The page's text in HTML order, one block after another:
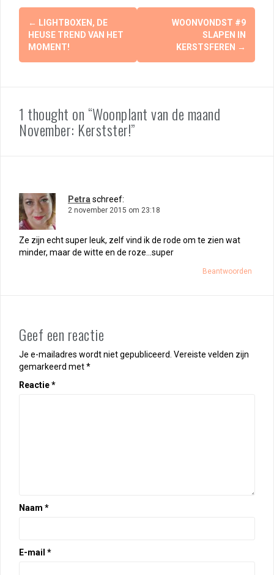
Berichtnavigatie
← LIGHTBOXEN, DE
HEUSE TREND VAN HET
MOMENT!
WOONVONDST #9
SLAPEN IN
KERSTSFEREN →
1 thought on “Woonplant van de maand
November: Kerstster!”
Petra schreef:
2 november 2015 om 23:18
Ze zijn echt super leuk, zelf vind ik de rode om te zien wat
minder, maar de witte en de roze…super
Beantwoorden
Geef een reactie
Je e-mailadres wordt niet gepubliceerd. Vereiste velden zijn
gemarkeerd met*
Reactie*
Naam *
E-mail *